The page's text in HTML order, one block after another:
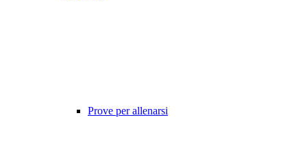
Prove per allenarsi